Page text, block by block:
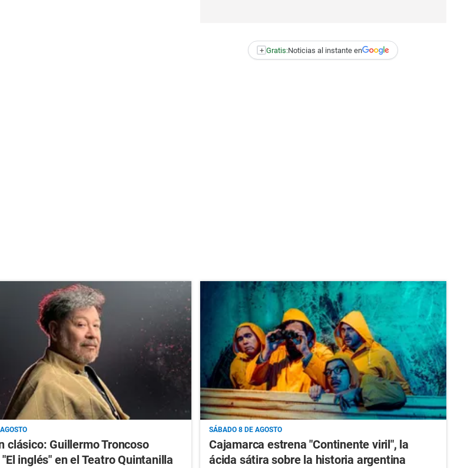
+ Gratis:Noticias al instante en
clásico: Guillermo Troncoso
inglés" en el Teatro Quintanilla
SÁBADO 8 DE AGOSTO
Cajamarca estrena "Continente viril", la
ácida sátira sobre la historia argentina